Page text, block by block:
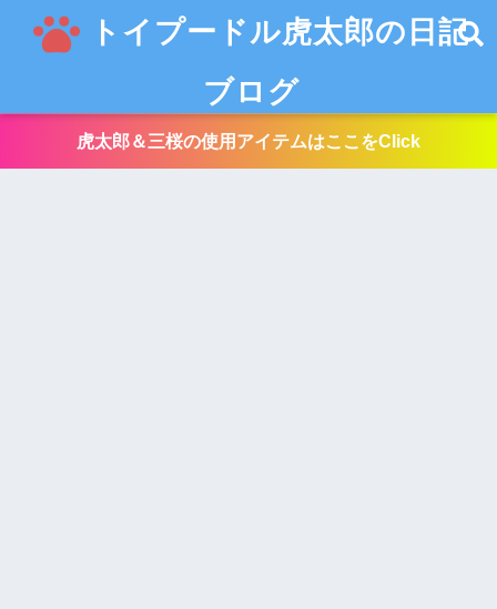
トイプードル虎太郎の日記
ブログ
虎太郎＆三桜の使用アイテムはここをClick